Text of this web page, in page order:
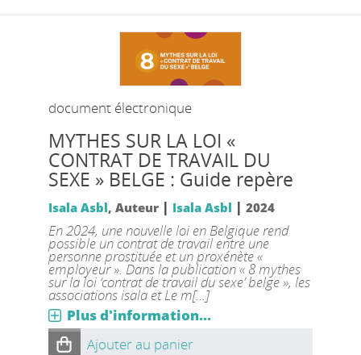
document électronique
MYTHES SUR LA LOI «
CONTRAT DE TRAVAIL DU
SEXE » BELGE : Guide repère
Isala Asbl, Auteur | Isala Asbl | 2024
En 2024, une nouvelle loi en Belgique rend
possible un contrat de travail entre une
personne prostituée et un proxénète «
employeur ». Dans la publication « 8 mythes
sur la loi ‘contrat de travail du sexe’ belge », les
associations isala et Le m[...]
Plus d'information...
Ajouter au panier